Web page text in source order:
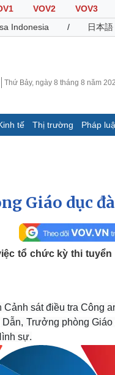
VOV2 VOV3
Indonesia / 日本語
Thứ Bảy, ngày 8 tháng 8 năm
tế Thị trường Pháp
Thể thao
eSports
Hậu trường
Văn hóa
Sân khấu - Điện ảnh
Giáo dục
tổ chức kỳ thi
sát điều tra Công
Trưởng phòng
sự.